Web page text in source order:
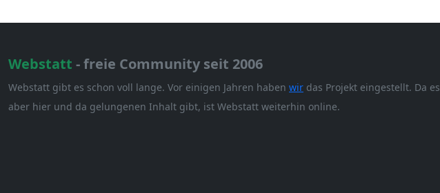
Webstatt - freie Community seit 2006
Webstatt gibt es schon voll lange. Vor einigen Jahren haben wir das Projekt eingestellt. Da es
aber hier und da gelungenen Inhalt gibt, ist Webstatt weiterhin online.